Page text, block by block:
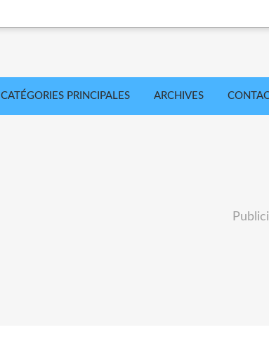
CATÉGORIES PRINCIPALES ARCHIVES